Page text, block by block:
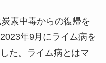
素中毒からの復帰を
年9月にライム病を
た。ライム病とはマ